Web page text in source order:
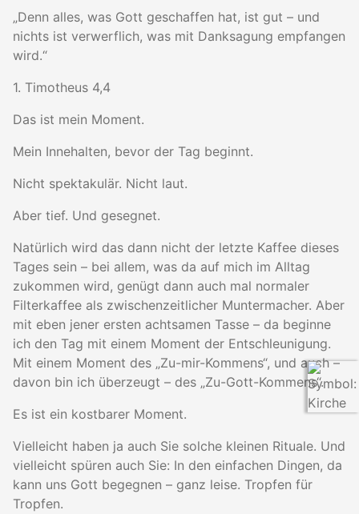
„Denn alles, was Gott geschaffen hat, ist gut – und
nichts ist verwerflich, was mit Danksagung empfangen
wird.“
1. Timotheus 4,4
Das ist mein Moment.
Mein Innehalten, bevor der Tag beginnt.
Nicht spektakulär. Nicht laut.
Aber tief. Und gesegnet.
Natürlich wird das dann nicht der letzte Kaffee dieses
Tages sein – bei allem, was da auf mich im Alltag
zukommen wird, genügt dann auch mal normaler
Filterkaffee als zwischenzeitlicher Muntermacher. Aber
mit eben jener ersten achtsamen Tasse – da beginne
ich den Tag mit einem Moment der Entschleunigung.
Mit einem Moment des „Zu-mir-Kommens“, und auch –
davon bin ich überzeugt – des „Zu-Gott-Kommens“.
Es ist ein kostbarer Moment.
Vielleicht haben ja auch Sie solche kleinen Rituale. Und
vielleicht spüren auch Sie: In den einfachen Dingen, da
kann uns Gott begegnen – ganz leise. Tropfen für
Tropfen.